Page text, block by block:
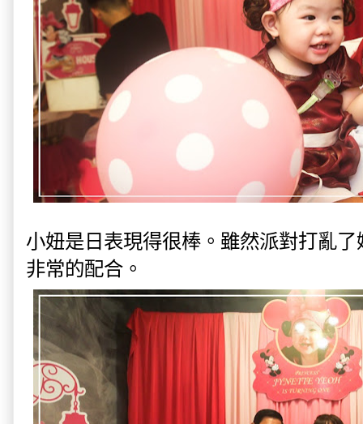
小妞是日表現得很棒。雖然派對打亂
非常的配合。